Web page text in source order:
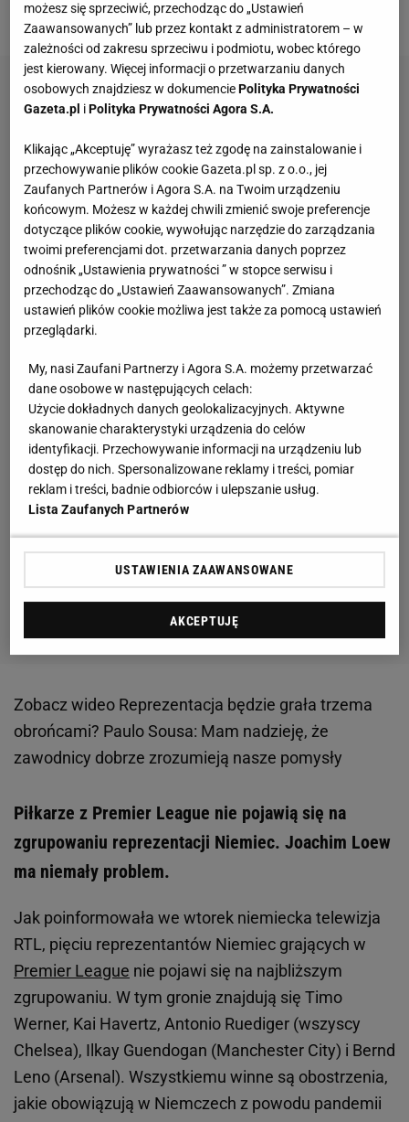
wydawało.
Zobacz wideo Reprezentacja będzie grała trzema
obrońcami? Paulo Sousa: Mam nadzieję, że
zawodnicy dobrze zrozumieją nasze pomysły
Piłkarze z Premier League nie pojawią się na
zgrupowaniu reprezentacji Niemiec. Joachim Loew
ma niemały problem.
Jak poinformowała we wtorek niemiecka telewizja
RTL, pięciu reprezentantów Niemiec grających w
Premier League nie pojawi się na najbliższym
zgrupowaniu. W tym gronie znajdują się Timo
Werner, Kai Havertz, Antonio Ruediger (wszyscy
Chelsea), Ilkay Guendogan (Manchester City) i Bernd
Leno (Arsenal). Wszystkiemu winne są obostrzenia,
jakie obowiązują w Niemczech z powodu pandemii
możesz się sprzeciwić, przechodząc do „Ustawień
Zaawansowanych” lub przez kontakt z administratorem – w
zależności od zakresu sprzeciwu i podmiotu, wobec którego
jest kierowany. Więcej informacji o przetwarzaniu danych
osobowych znajdziesz w dokumenciePolityka Prywatności
Gazeta.pl iPolityka Prywatności Agora S.A.
Klikając „Akceptuję” wyrażasz też zgodę na zainstalowanie i
przechowywanie plików cookie Gazeta.pl sp. z o.o., jej
Zaufanych Partnerów i Agora S.A. na Twoim urządzeniu
końcowym. Możesz w każdej chwili zmienić swoje preferencje
dotyczące plików cookie, wywołując narzędzie do zarządzania
twoimi preferencjami dot. przetwarzania danych poprzez
odnośnik „Ustawienia prywatności ” w stopce serwisu i
przechodząc do „Ustawień Zaawansowanych”. Zmiana
ustawień plików cookie możliwa jest także za pomocą ustawień
przeglądarki.
My, nasi Zaufani Partnerzy i Agora S.A. możemy przetwarzać
dane osobowe w następujących celach:
Użycie dokładnych danych geolokalizacyjnych. Aktywne
skanowanie charakterystyki urządzenia do celów
identyfikacji. Przechowywanie informacji na urządzeniu lub
dostęp do nich. Spersonalizowane reklamy i treści, pomiar
reklam i treści, badnie odbiorców i ulepszanie usług.
Lista Zaufanych Partnerów
USTAWIENIA ZAAWANSOWANE
AKCEPTUJĘ